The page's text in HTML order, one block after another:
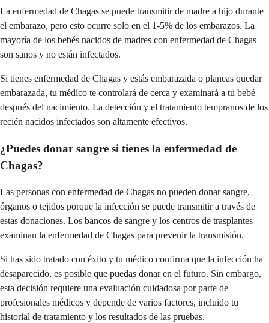
La enfermedad de Chagas se puede transmitir de madre a hijo durante
el embarazo, pero esto ocurre solo en el 1-5% de los embarazos. La
mayoría de los bebés nacidos de madres con enfermedad de Chagas
son sanos y no están infectados.
Si tienes enfermedad de Chagas y estás embarazada o planeas quedar
embarazada, tu médico te controlará de cerca y examinará a tu bebé
después del nacimiento. La detección y el tratamiento tempranos de los
recién nacidos infectados son altamente efectivos.
¿Puedes donar sangre si tienes la enfermedad de
Chagas?
Las personas con enfermedad de Chagas no pueden donar sangre,
órganos o tejidos porque la infección se puede transmitir a través de
estas donaciones. Los bancos de sangre y los centros de trasplantes
examinan la enfermedad de Chagas para prevenir la transmisión.
Si has sido tratado con éxito y tu médico confirma que la infección ha
desaparecido, es posible que puedas donar en el futuro. Sin embargo,
esta decisión requiere una evaluación cuidadosa por parte de
profesionales médicos y depende de varios factores, incluido tu
historial de tratamiento y los resultados de las pruebas.